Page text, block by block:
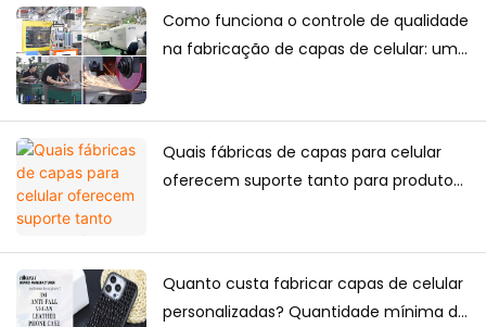
Como funciona o controle de qualidade
na fabricação de capas de celular: um
Quais fábricas de capas para celular
oferecem suporte tanto para produtos
Quanto custa fabricar capas de celular
personalizadas? Quantidade mínima de